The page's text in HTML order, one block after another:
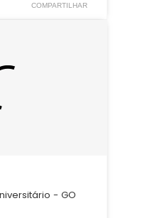
COMPARTILHAR
- GO